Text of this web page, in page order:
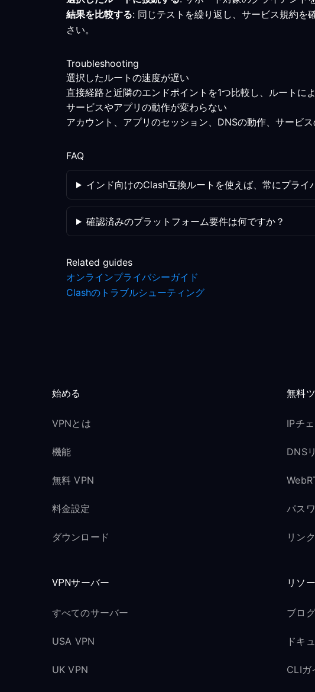
結果を比較する: 同じテストを繰り返し、サービス規約を
さい。
Troubleshooting
選択したルートの速度が遅い
直接経路と近隣のエンドポイントを1つ比較し、ルートに
サービスやアプリの動作が変わらない
アカウント、アプリのセッション、DNSの動作、サービ
FAQ
インド向けのClash互換ルートを使えば、常にプライ
確認済みのプラットフォーム要件は何ですか？
Related guides
オンラインプライバシーガイド
Clashのトラブルシューティング
始める
VPNとは
機能
無料 VPN
料金設定
ダウンロード
無料
IPチ
DNS
パス
リン
VPNサーバー
すべてのサーバー
USA VPN
UK VPN
リソ
ブログ
ドキ
CLIガ